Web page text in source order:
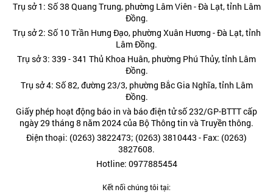
Trụ sở 1: Số 38 Quang Trung, phường Lâm Viên - Đà Lạt, tỉnh Lâm
Đồng.
Trụ sở 2: Số 10 Trần Hưng Đạo, phường Xuân Hương - Đà Lạt, tỉnh
Lâm Đồng.
Trụ sở 3: 339 - 341 Thủ Khoa Huân, phường Phú Thủy, tỉnh Lâm
Đồng.
Trụ sở 4: Số 82, đường 23/3, phường Bắc Gia Nghĩa, tỉnh Lâm
Đồng.
Giấy phép hoạt động báo in và báo điện tử số 232/GP-BTTT cấp
ngày 29 tháng 8 năm 2024 của Bộ Thông tin và Truyền thông.
Điện thoại: (0263) 3822473; (0263) 3810443 - Fax: (0263)
3827608.
Hotline: 0977885454
Kết nối chúng tôi tại: